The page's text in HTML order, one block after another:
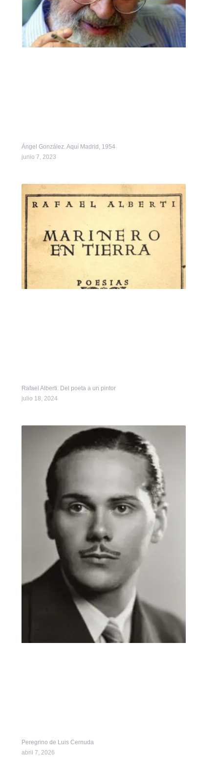
Ángel González. Aquí Madrid, 1954
junio 7, 2023
Rafael Alberti. Del poeta a un pintor
julio 18, 2024
Peregrino de Luis Cernuda
abril 7, 2026